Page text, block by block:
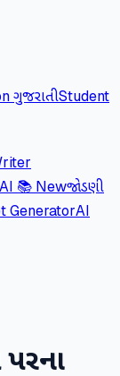
ગુજરાતીStudent
AI 📚 Newજોડણી
GeneratorAI
પરના